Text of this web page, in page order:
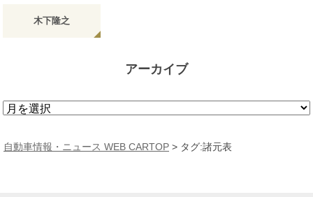
木下隆之
アーカイブ
ア
カ
自動車情報・ニュース WEB CARTOP > タグ:諸元表